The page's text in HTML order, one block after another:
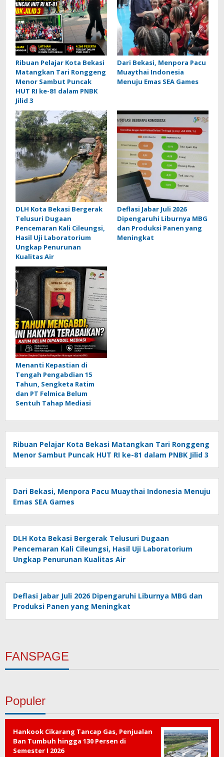
Ribuan Pelajar Kota Bekasi
Matangkan Tari Ronggeng
Menor Sambut Puncak
HUT RI ke-81 dalam PNBK
Jilid 3
Dari Bekasi, Menpora Pacu
Muaythai Indonesia
Menuju Emas SEA Games
DLH Kota Bekasi Bergerak
Telusuri Dugaan
Pencemaran Kali Cileungsi,
Hasil Uji Laboratorium
Ungkap Penurunan
Kualitas Air
Deflasi Jabar Juli 2026
Dipengaruhi Liburnya MBG
dan Produksi Panen yang
Meningkat
Menanti Kepastian di
Tengah Pengabdian 15
Tahun, Sengketa Ratim
dan PT Felmica Belum
Sentuh Tahap Mediasi
Ribuan Pelajar Kota Bekasi Matangkan Tari Ronggeng
Menor Sambut Puncak HUT RI ke-81 dalam PNBK Jilid 3
Dari Bekasi, Menpora Pacu Muaythai Indonesia Menuju
Emas SEA Games
DLH Kota Bekasi Bergerak Telusuri Dugaan
Pencemaran Kali Cileungsi, Hasil Uji Laboratorium
Ungkap Penurunan Kualitas Air
Deflasi Jabar Juli 2026 Dipengaruhi Liburnya MBG dan
Produksi Panen yang Meningkat
FANSPAGE
Populer
Hankook Cikarang Tancap Gas, Penjualan
Ban Tumbuh hingga 130 Persen di
Semester I 2026